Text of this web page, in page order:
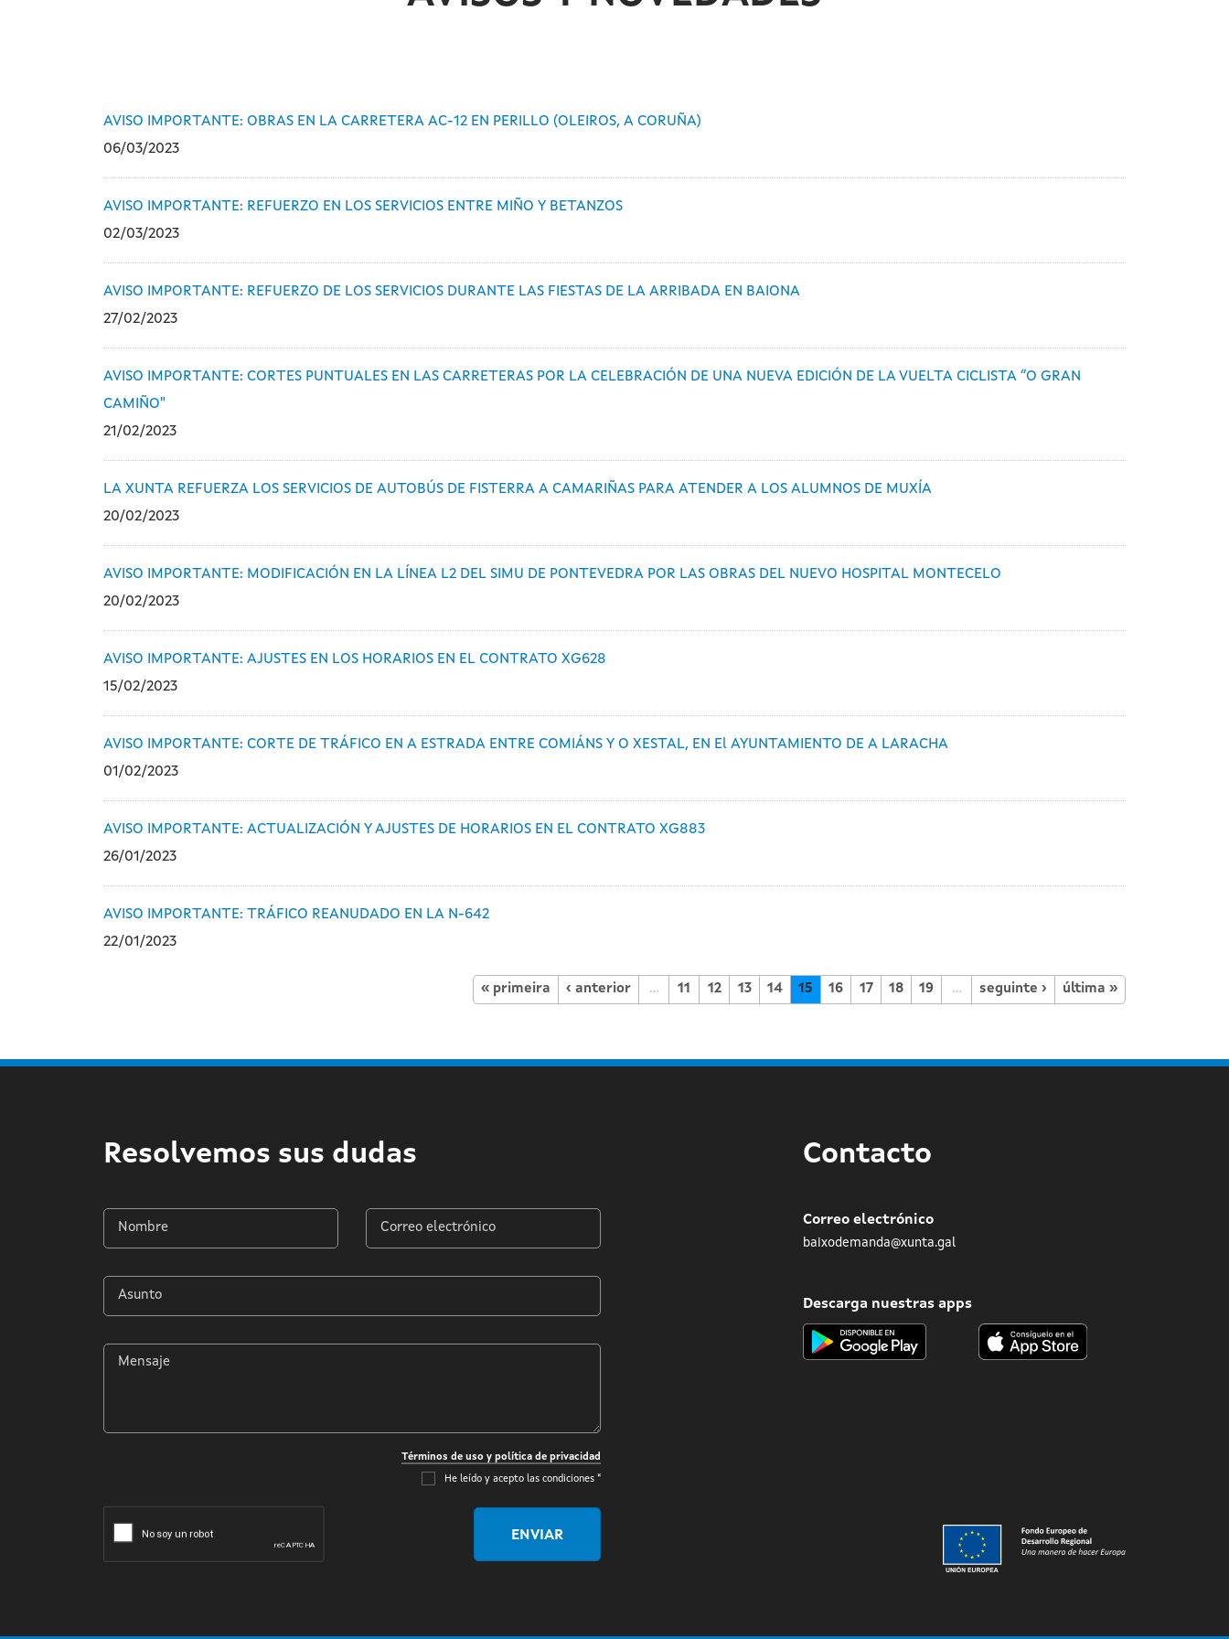
AVISO IMPORTANTE: OBRAS EN LA CARRETERA AC-12 EN PERILLO (OLEIROS, A CORUÑA)
06/03/2023
AVISO IMPORTANTE: REFUERZO EN LOS SERVICIOS ENTRE MIÑO Y BETANZOS
02/03/2023
AVISO IMPORTANTE: REFUERZO DE LOS SERVICIOS DURANTE LAS FIESTAS DE LA ARRIBADA EN BAIONA
27/02/2023
AVISO IMPORTANTE: CORTES PUNTUALES EN LAS CARRETERAS POR LA CELEBRACIÓN DE UNA NUEVA EDICIÓN DE LA VUELTA CICLISTA “O GRAN
CAMIÑO"
21/02/2023
LA XUNTA REFUERZA LOS SERVICIOS DE AUTOBÚS DE FISTERRA A CAMARIÑAS PARA ATENDER A LOS ALUMNOS DE MUXÍA
20/02/2023
AVISO IMPORTANTE: MODIFICACIÓN EN LA LÍNEA L2 DEL SIMU DE PONTEVEDRA POR LAS OBRAS DEL NUEVO HOSPITAL MONTECELO
20/02/2023
AVISO IMPORTANTE: AJUSTES EN LOS HORARIOS EN EL CONTRATO XG628
15/02/2023
AVISO IMPORTANTE: CORTE DE TRÁFICO EN A ESTRADA ENTRE COMIÁNS Y O XESTAL, EN El AYUNTAMIENTO DE A LARACHA
01/02/2023
AVISO IMPORTANTE: ACTUALIZACIÓN Y AJUSTES DE HORARIOS EN EL CONTRATO XG883
26/01/2023
AVISO IMPORTANTE: TRÁFICO REANUDADO EN LA N-642
22/01/2023
« primeira ‹ anterior … 11 12 13 14 15 16 17 18 19 … seguinte › última »
Resolvemos sus dudas
Nombre
*
Correo
electrónico
*
Asunto
*
Mensaje
Términos de uso y política de privacidad
He leído y acepto las condiciones *
ENVIAR
Contacto
Correo electrónico
baixodemanda@xunta.gal
Descarga nuestras apps